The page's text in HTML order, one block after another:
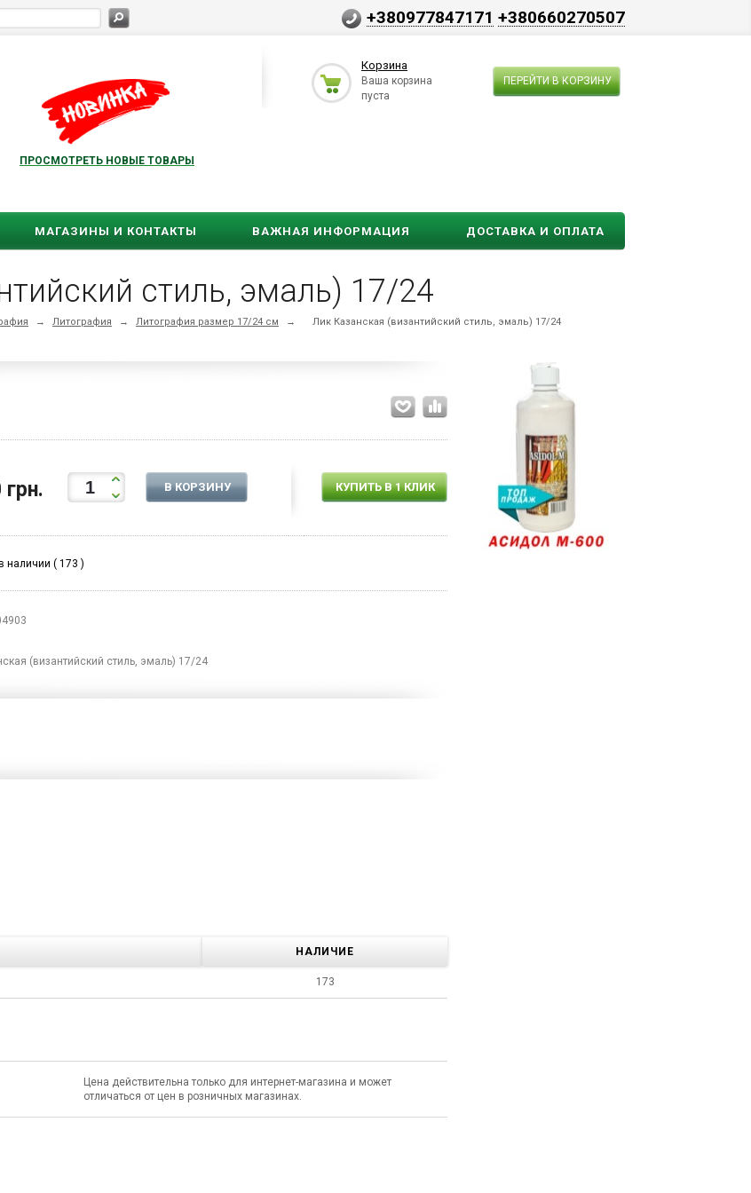
+380977847171 +380660270507
ПРОСМОТРЕТЬ НОВЫЕ ТОВАРЫ
Корзина
Ваша корзина
пуста
ПЕРЕЙТИ В КОРЗИНУ
МАГАЗИНЫ И КОНТАКТЫ ВАЖНАЯ ИНФОРМАЦИЯ ДОСТАВКА И ОПЛАТА
стиль, эмаль) 17/24
→ Литография → Литография размер 17/24 см → Лик Казанская (византийский стиль, эмаль) 17/24
грн. В КОРЗИНУ КУПИТЬ В 1 КЛИК
наличии ( 173 )
(византийский стиль, эмаль) 17/24
НАЛИЧИЕ
173
Цена действительна только для интернет-магазина и может
отличаться от цен в розничных магазинах.